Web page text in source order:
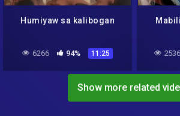
Humiyaw sa kalibogan
6266 94% 11:25
Show more related